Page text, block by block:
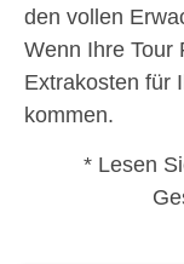
den vollen
Wenn Ihre Tour
Extrakosten für
kommen.
* Lesen